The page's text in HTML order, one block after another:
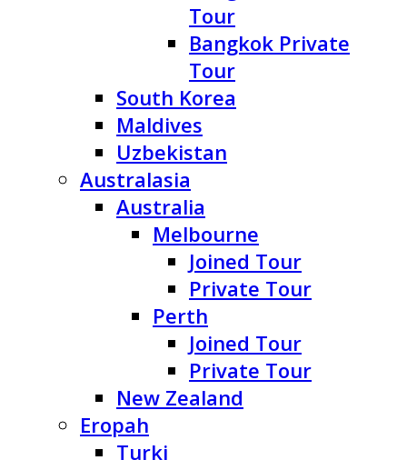
Tour
Bangkok Private
Tour
South Korea
Maldives
Uzbekistan
Australasia
Australia
Melbourne
Joined Tour
Private Tour
Perth
Joined Tour
Private Tour
New Zealand
Eropah
Turki